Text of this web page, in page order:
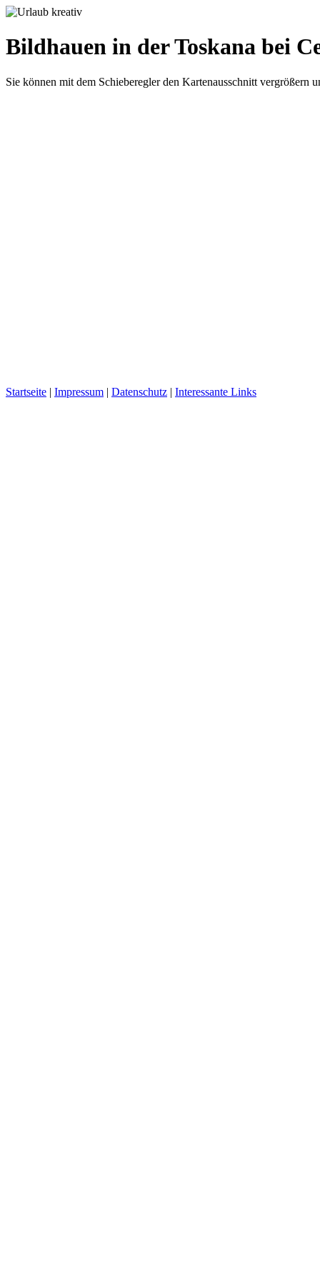
Bildhauen in der Toskana bei
Sie können mit dem Schieberegler den Kartenausschnitt vergrößern
Startseite | Impressum | Datenschutz | Interessante Links